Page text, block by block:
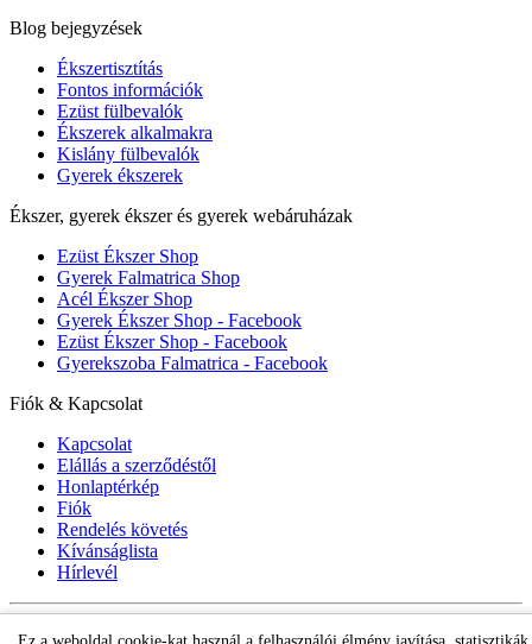
Blog bejegyzések
Ékszertisztítás
Fontos információk
Ezüst fülbevalók
Ékszerek alkalmakra
Kislány fülbevalók
Gyerek ékszerek
Ékszer, gyerek ékszer és gyerek webáruházak
Ezüst Ékszer Shop
Gyerek Falmatrica Shop
Acél Ékszer Shop
Gyerek Ékszer Shop - Facebook
Ezüst Ékszer Shop - Facebook
Gyerekszoba Falmatrica - Facebook
Fiók & Kapcsolat
Kapcsolat
Elállás a szerződéstől
Honlaptérkép
Fiók
Rendelés követés
Kívánságlista
Hírlevél